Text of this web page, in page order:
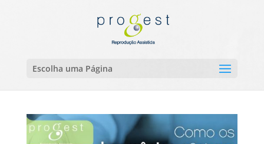
Escolha uma Página